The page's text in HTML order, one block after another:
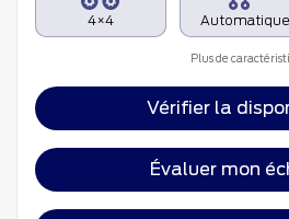
4×4 Automatique
Plus de
Vérifier la
Évaluer mon